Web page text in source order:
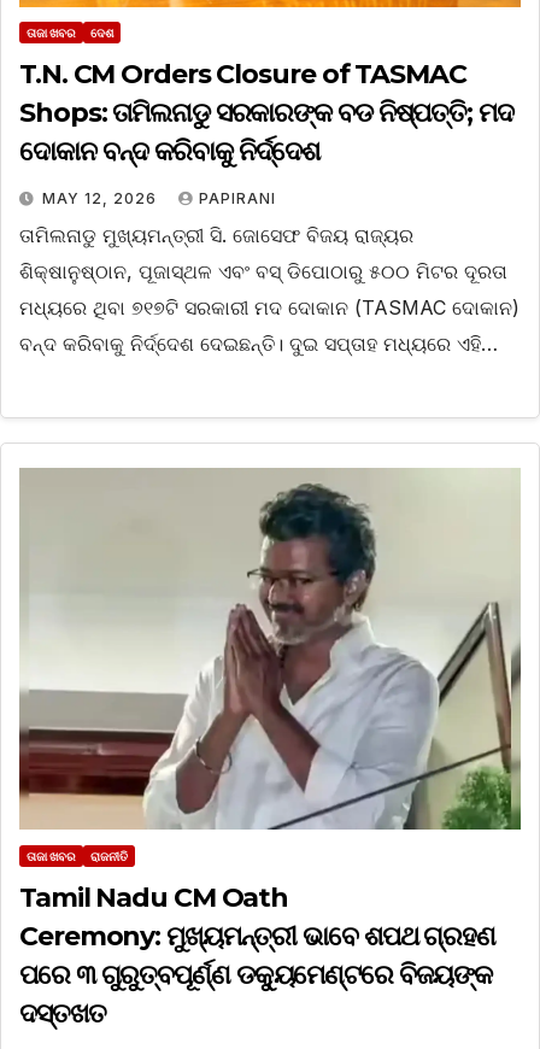
ତାଜା ଖବର ଦେଶ
T.N. CM Orders Closure of TASMAC
Shops: ତାମିଲନାଡୁ ସରକାରଙ୍କ ବଡ ନିଷ୍ପତ୍ତି; ମଦ
ଦୋକାନ ବନ୍ଦ କରିବାକୁ ନିର୍ଦ୍ଦେଶ
MAY 12, 2026 PAPIRANI
ତାମିଲନାଡୁ ମୁଖ୍ୟମନ୍ତ୍ରୀ ସି. ଜୋସେଫ ବିଜୟ ରାଜ୍ୟର
ଶିକ୍ଷାନୁଷ୍ଠାନ, ପୂଜାସ୍ଥଳ ଏବଂ ବସ୍ ଡିପୋଠାରୁ ୫୦୦ ମିଟର ଦୂରତା
ମଧ୍ୟରେ ଥିବା ୭୧୭ଟି ସରକାରୀ ମଦ ଦୋକାନ (TASMAC ଦୋକାନ)
ବନ୍ଦ କରିବାକୁ ନିର୍ଦ୍ଦେଶ ଦେଇଛନ୍ତି। ଦୁଇ ସପ୍ତାହ ମଧ୍ୟରେ ଏହି…
ତାଜା ଖବର ରାଜନୀତି
Tamil Nadu CM Oath
Ceremony: ମୁଖ୍ୟମନ୍ତ୍ରୀ ଭାବେ ଶପଥ ଗ୍ରହଣ
ପରେ ୩ ଗୁରୁତ୍ବପୂର୍ଣ୍ଣ ଡକ୍ୟୁମେଣ୍ଟରେ ବିଜୟଙ୍କ
ଦସ୍ତଖତ